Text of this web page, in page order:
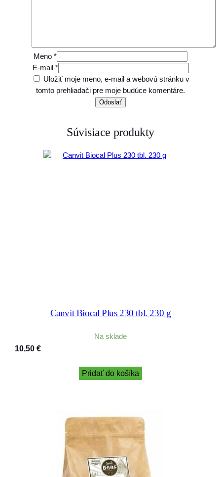
Meno *
E-mail *
Uložiť moje meno, e-mail a webovú stránku v
tomto prehliadači pre moje budúce komentáre.
Súvisiace produkty
Canvit Biocal Plus 230 tbl. 230 g
Na sklade
10,50 €
Pridať do košíka